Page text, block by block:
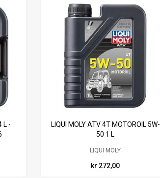
L -
LIQUI MOLY ATV 4T MOTOROIL 5W-
50 1 L
LIQUI MOLY
kr 272,00